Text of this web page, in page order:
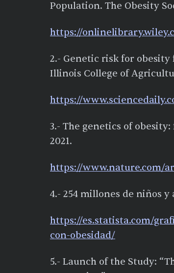
Population. The Obesity
https://
2.- Genetic risk for
Illinois College of
https://
3.- The genetics of
2021.
https://www.nature.com/
4.- 254 millones de niños
https://es.statista.com/
con-obesidad/
5.- Launch of the Study: